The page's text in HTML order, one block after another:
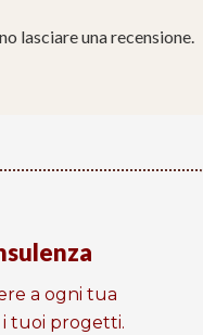
lasciare una recensione.
a ogni tua
tuoi progetti​.